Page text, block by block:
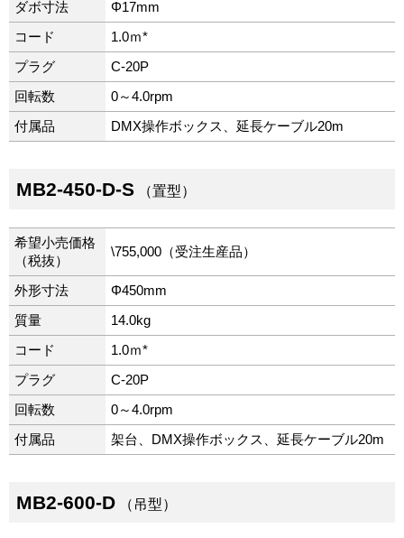
ダボ寸法 Φ17mm
コード 1.0ｍ*
プラグ C-20P
回転数 0～4.0rpm
付属品 DMX操作ボックス、延長ケーブル20m
MB2-450-D-S （置型）
希望小売価格
（税抜）
\755,000（受注生産品）
外形寸法 Φ450mm
質量 14.0kg
コード 1.0ｍ*
プラグ C-20P
回転数 0～4.0rpm
付属品 架台、DMX操作ボックス、延長ケーブル20m
MB2-600-D （吊型）